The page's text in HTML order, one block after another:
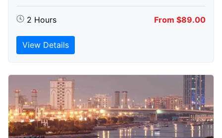
2 Hours From $89.00
View Details